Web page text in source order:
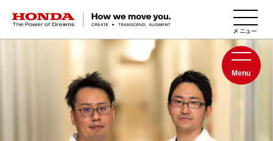
HONDA The Power of Dreams
Menu